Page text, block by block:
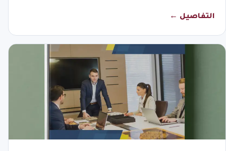
التفاصيل ←